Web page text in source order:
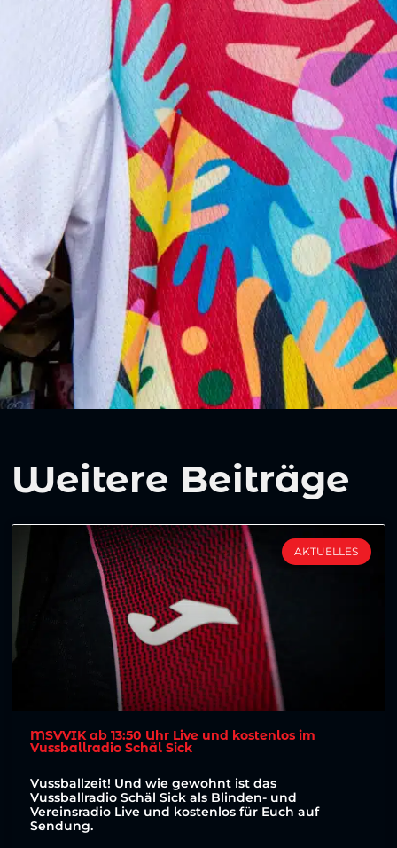
Weitere Beiträge
AKTUELLES
MSVVIK ab 13:50 Uhr Live und kostenlos im
Vussballradio Schäl Sick
Vussballzeit! Und wie gewohnt ist das
Vussballradio Schäl Sick als Blinden- und
Vereinsradio Live und kostenlos für Euch auf
Sendung.